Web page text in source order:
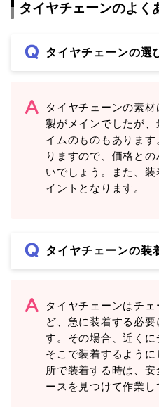
タイヤチェーンのよく
タイヤチェーンの選
タイヤチェーンの素
製がメインでしたが
イムのものもありま
りますので、価格と
いでしょう。また、
イントとなります。
タイヤチェーンの装
タイヤチェーンはチ
ど、急に装着する必
す。その場合、近く
そこで装着するよう
所で装着する時は、
ースを見つけて作業し